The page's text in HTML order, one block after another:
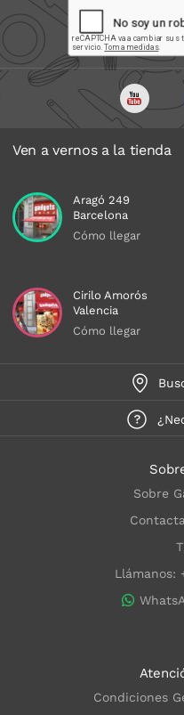
Ven a vernos a la tienda
Aragó 249
Barcelona
Cómo llegar
Cirilo Amorós
Valencia
Cómo llegar
Sobre
Llámanos:
Condiciones